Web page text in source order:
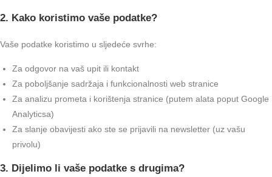
2. Kako koristimo vaše podatke?
Vaše podatke koristimo u sljedeće svrhe:
Za odgovor na vaš upit ili kontakt
Za poboljšanje sadržaja i funkcionalnosti web stranice
Za analizu prometa i korištenja stranice (putem alata poput Google
Analyticsa)
Za slanje obavijesti ako ste se prijavili na newsletter (uz vašu
privolu)
3. Dijelimo li vaše podatke s drugima?